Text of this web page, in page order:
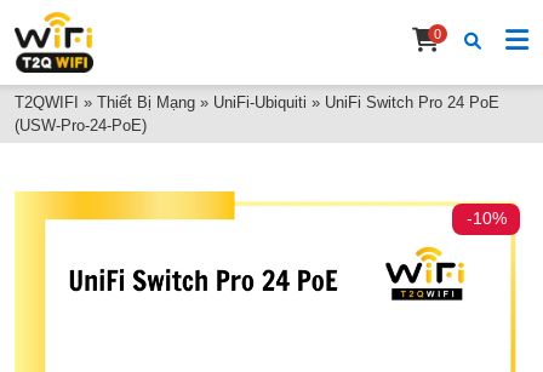
0
T2QWIFI » Thiết Bị Mạng » UniFi-Ubiquiti » UniFi Switch Pro 24 PoE
(USW-Pro-24-PoE)
-10%